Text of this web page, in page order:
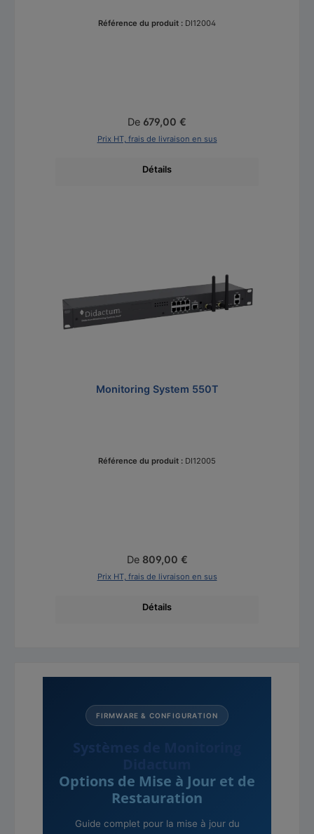
Référence du produit : DI12004
Prix régulier :
De 679,00 €
Prix HT, frais de livraison en sus
Détails
Monitoring System 550T
Référence du produit : DI12005
Prix régulier :
De 809,00 €
Prix HT, frais de livraison en sus
Détails
FIRMWARE & CONFIGURATION
Systèmes de Monitoring
Options de Mise à Jour et de
Restauration
Guide complet pour la mise à jour du